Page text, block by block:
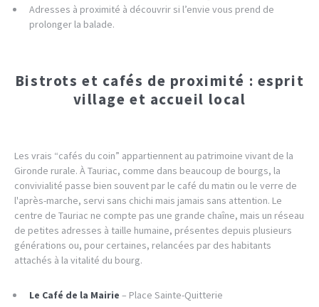
Adresses à proximité à découvrir si l’envie vous prend de
prolonger la balade.
Bistrots et cafés de proximité : esprit
village et accueil local
Les vrais “cafés du coin” appartiennent au patrimoine vivant de la
Gironde rurale. À Tauriac, comme dans beaucoup de bourgs, la
convivialité passe bien souvent par le café du matin ou le verre de
l'après-marche, servi sans chichi mais jamais sans attention. Le
centre de Tauriac ne compte pas une grande chaîne, mais un réseau
de petites adresses à taille humaine, présentes depuis plusieurs
générations ou, pour certaines, relancées par des habitants
attachés à la vitalité du bourg.
Le Café de la Mairie – Place Sainte-Quitterie